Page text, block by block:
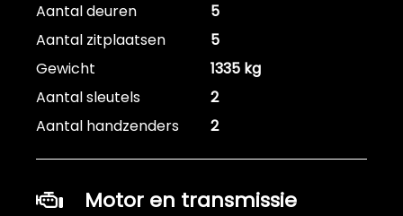
Aantal deuren
5
Aantal zitplaatsen
5
Gewicht
1335 kg
Aantal sleutels
2
Aantal handzenders
2
Motor en transmissie